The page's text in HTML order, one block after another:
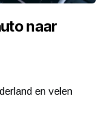
naar
en velen